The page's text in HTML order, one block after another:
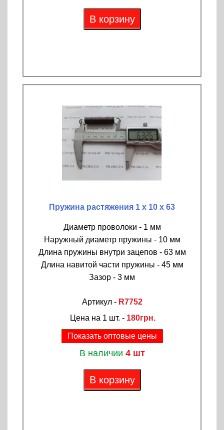
В корзину
Пружина растяжения 1 х 10 х 63
Диаметр проволоки - 1 мм
Наружный диаметр пружины - 10 мм
Длина пружины внутри зацепов - 63 мм
Длина навитой части пружины - 45 мм
Зазор - 3 мм
Артикул - R7752
Цена на 1 шт. - 180грн.
Показать оптовые цены
В наличии 4 шт
В корзину